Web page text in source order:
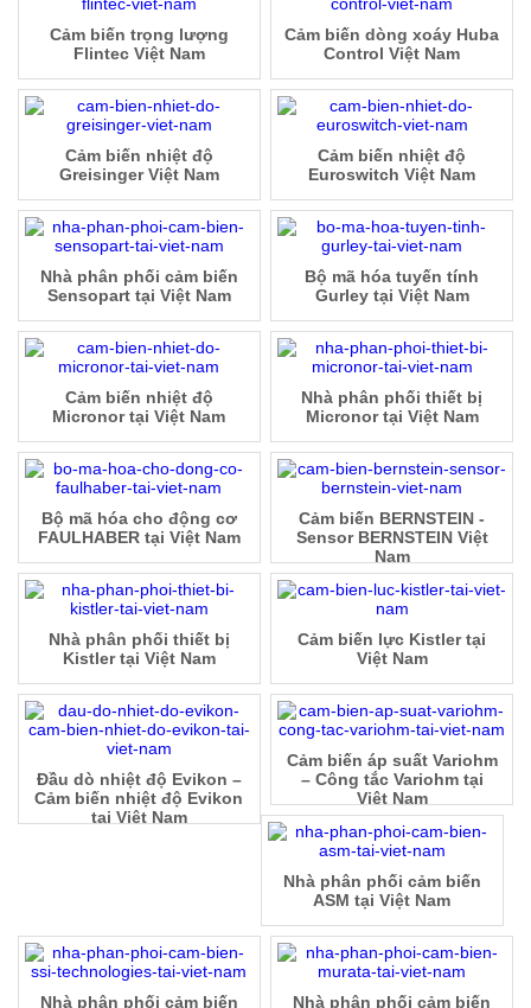
Cảm biến trọng lượng
Flintec Việt Nam
Cảm biến dòng xoáy Huba
Control Việt Nam
Cảm biến nhiệt độ
Greisinger Việt Nam
Cảm biến nhiệt độ
Euroswitch Việt Nam
Nhà phân phối cảm biến
Sensopart tại Việt Nam
Bộ mã hóa tuyến tính
Gurley tại Việt Nam
Cảm biến nhiệt độ
Micronor tại Việt Nam
Nhà phân phối thiết bị
Micronor tại Việt Nam
Bộ mã hóa cho động cơ
FAULHABER tại Việt Nam
Cảm biến BERNSTEIN -
Sensor BERNSTEIN Việt
Nam
Nhà phân phối thiết bị
Kistler tại Việt Nam
Cảm biến lực Kistler tại
Việt Nam
Đầu dò nhiệt độ Evikon –
Cảm biến nhiệt độ Evikon
tại Việt Nam
Cảm biến áp suất Variohm
– Công tắc Variohm tại
Việt Nam
Nhà phân phối cảm biến
ASM tại Việt Nam
Nhà phân phối cảm biến
Nhà phân phối cảm biến